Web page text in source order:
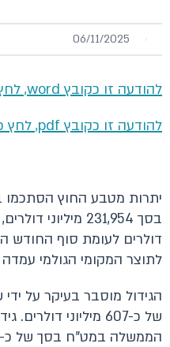
06/11/2025
להודעה זו כקובץ word, לחץ כאן
להודעה זו כקובץ pdf, לחץ כאן
דולרים לעומת סוף החודש
לתוצר המקומי הגולמי עמדה על 41.3 אחוזים
הגידול מוסבר בעיקר על ידי
של כ-607 מיליוני
הממשלה במט"ח בסך של כ- 550 מיליוני דולרים.